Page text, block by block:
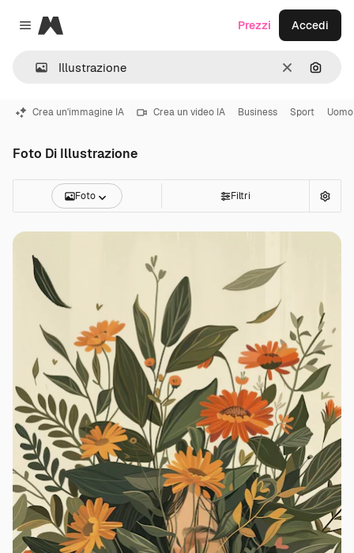
Close menu
Magnific
CancellaCerca
Prezzi Accedi
Crea un'immagine IA Crea un video IA Business Sport Uomo
Foto Di Illustrazione
Foto Filtri